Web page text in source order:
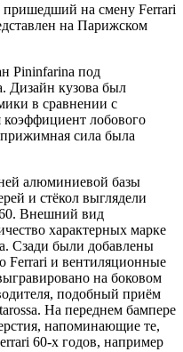
пришедший на смену Ferrari
на Парижском
Pininfarina под
Дизайн кузова был
в сравнении с
лобового
сила была
алюминиевой базы
и стёкол выглядели
Внешний вид
характерных марке
Сзади были добавлены
Ferrari и вентиляционные
на боковом
подобный приём
На переднем бампере
напоминающие те,
60-х годов, например